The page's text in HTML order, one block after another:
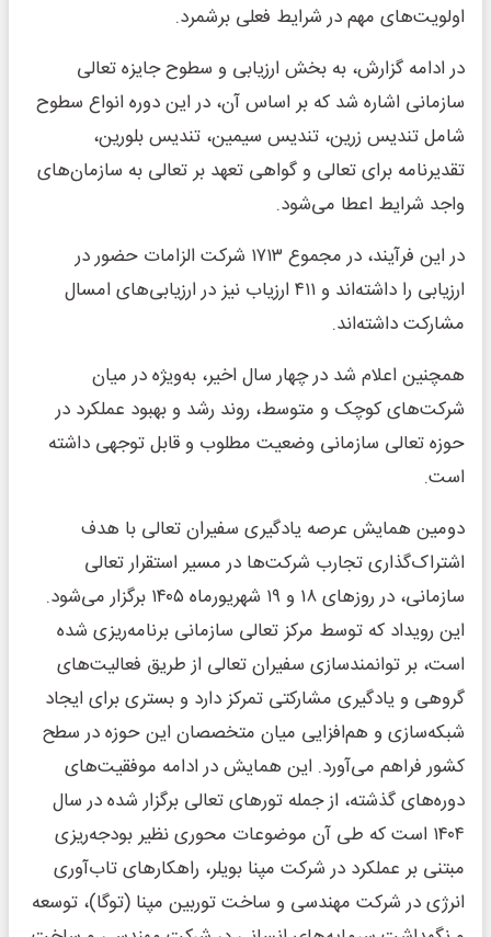
اولویت‌های مهم در شرایط فعلی برشمرد.
در ادامه گزارش، به بخش ارزیابی و سطوح جایزه تعالی
سازمانی اشاره شد که بر اساس آن، در این دوره انواع سطوح
شامل تندیس زرین، تندیس سیمین، تندیس بلورین،
تقدیرنامه برای تعالی و گواهی‌ تعهد بر تعالی به سازمان‌های
واجد شرایط اعطا می‌شود.
در این فرآیند، در مجموع ۱۷۱۳ شرکت الزامات حضور در
ارزیابی را داشته‌اند و ۴۱۱ ارزیاب نیز در ارزیابی‌های امسال
مشارکت داشته‌اند.
همچنین اعلام شد در چهار سال اخیر، به‌ویژه در میان
شرکت‌های کوچک و متوسط، روند رشد و بهبود عملکرد در
حوزه تعالی سازمانی وضعیت مطلوب و قابل توجهی داشته
است.
دومین همایش عرصه یادگیری سفیران تعالی با هدف
اشتراک‌گذاری تجارب شرکت‌ها در مسیر استقرار تعالی
سازمانی، در روزهای ۱۸ و ۱۹ شهریورماه ۱۴۰۵ برگزار می‌شود.
این رویداد که توسط مرکز تعالی سازمانی برنامه‌ریزی شده
است، بر توانمندسازی سفیران تعالی از طریق فعالیت‌های
گروهی و یادگیری مشارکتی تمرکز دارد و بستری برای ایجاد
شبکه‌سازی و هم‌افزایی میان متخصصان این حوزه در سطح
کشور فراهم می‌آورد. این همایش در ادامه موفقیت‌های
دوره‌های گذشته، از جمله تورهای تعالی برگزار شده در سال
۱۴۰۴ است که طی آن موضوعات محوری نظیر بودجه‌ریزی
مبتنی بر عملکرد در شرکت مپنا بویلر، راهکارهای تاب‌آوری
انرژی در شرکت مهندسی و ساخت توربین مپنا (توگا)، توسعه